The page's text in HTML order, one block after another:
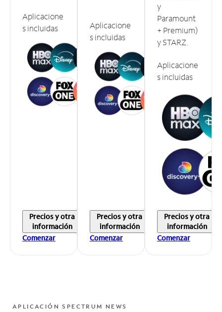
Aplicacione
s incluidas
Precios y otra
información
Comenzar
Aplicacione
s incluidas
Precios y otra
información
Comenzar
y
Paramount
+ Premium)
y STARZ.
Aplicacione
s incluidas
Precios y otra
información
Comenzar
APLICACIÓN SPECTRUM NEWS